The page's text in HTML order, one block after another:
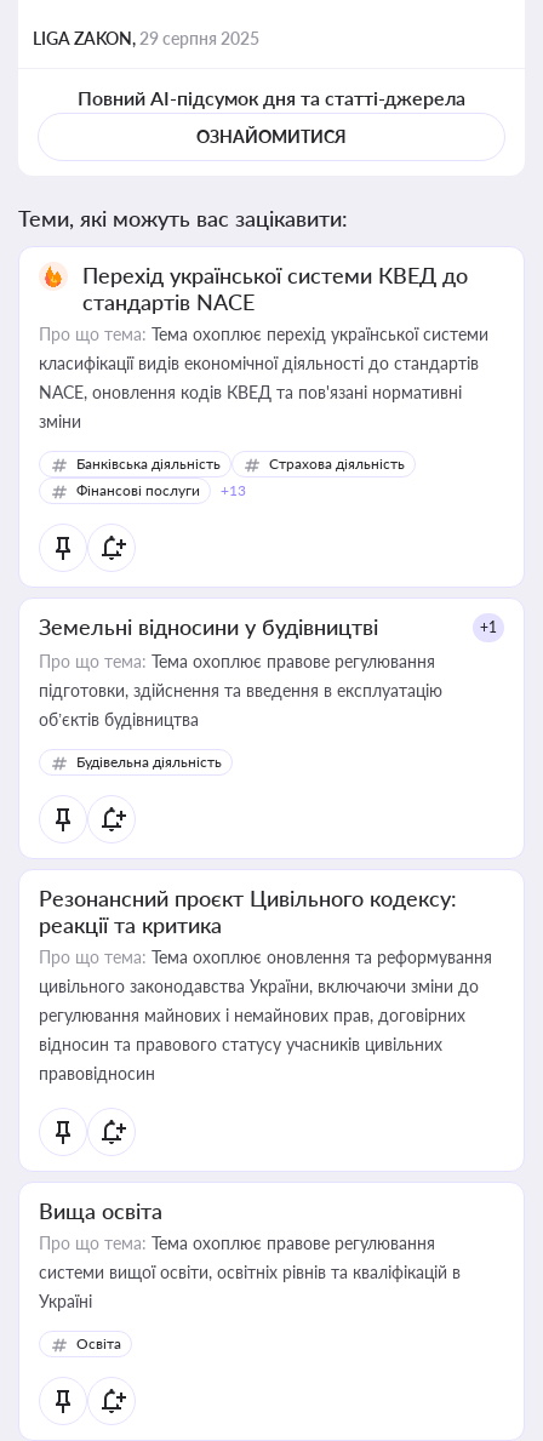
LIGA ZAKON, 29 серпня 2025
Повний AI-підсумок дня та статті-джерела
ОЗНАЙОМИТИСЯ
Теми, які можуть вас зацікавити:
Перехід української системи КВЕД до
стандартів NACE
Про що тема: Тема охоплює перехід української системи
класифікації видів економічної діяльності до стандартів
NACE, оновлення кодів КВЕД та пов'язані нормативні
зміни
Банківська діяльність
Страхова діяльність
Фінансові послуги
+13
Земельні відносини у будівництві +1
Про що тема: Тема охоплює правове регулювання
підготовки, здійснення та введення в експлуатацію
об’єктів будівництва
Будівельна діяльність
Резонансний проєкт Цивільного кодексу:
реакції та критика
Про що тема: Тема охоплює оновлення та реформування
цивільного законодавства України, включаючи зміни до
регулювання майнових і немайнових прав, договірних
відносин та правового статусу учасників цивільних
правовідносин
Вища освіта
Про що тема: Тема охоплює правове регулювання
системи вищої освіти, освітніх рівнів та кваліфікацій в
Україні
Освіта